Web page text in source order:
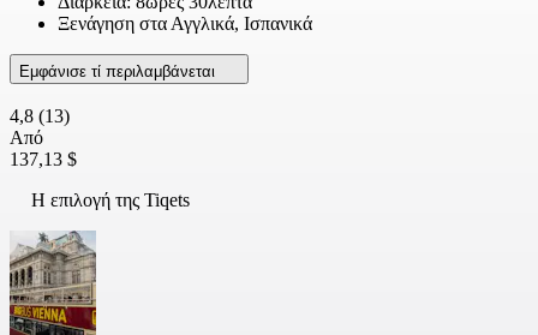
Ξενάγηση στα Αγγλικά, Ισπανικά
Εμφάνισε τί περιλαμβάνεται
4,8 (13)
Από
137,13 $
Η επιλογή της Tiqets